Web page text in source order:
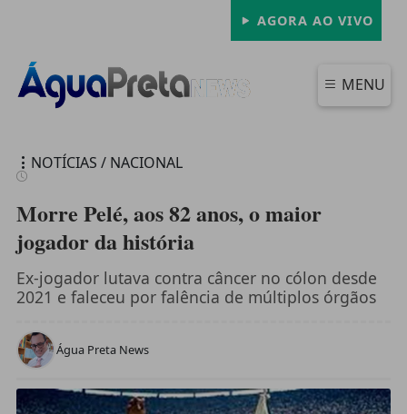
AGORA AO VIVO
MENU
FECHAR
NOTÍCIAS / NACIONAL
Morre Pelé, aos 82 anos, o maior
jogador da história
Ex-jogador lutava contra câncer no cólon desde
2021 e faleceu por falência de múltiplos órgãos
Água Preta News